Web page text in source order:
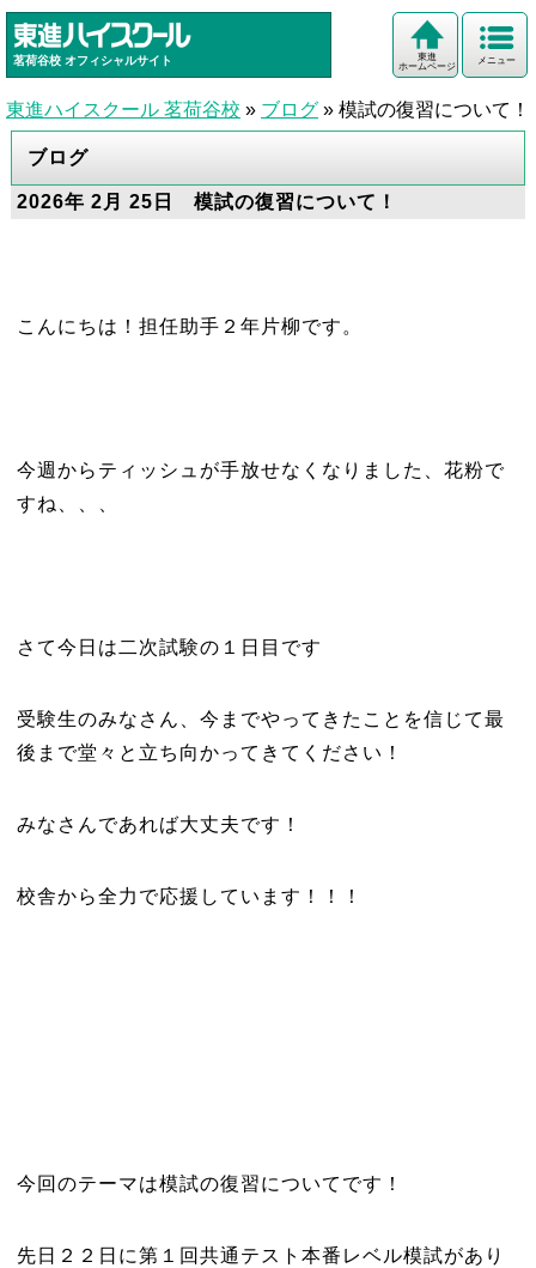
茗荷谷校 オフィシャルサイト メニュー
東進
ホームページ
東進ハイスクール 茗荷谷校 » ブログ » 模試の復習について！
ブログ
2026年 2月 25日 模試の復習について！
こんにちは！担任助手２年片柳です。
今週からティッシュが手放せなくなりました、花粉で
すね、、、
さて今日は二次試験の１日目です
受験生のみなさん、今までやってきたことを信じて最
後まで堂々と立ち向かってきてください！
みなさんであれば大丈夫です！
校舎から全力で応援しています！！！
今回のテーマは模試の復習についてです！
先日２２日に第１回共通テスト本番レベル模試があり